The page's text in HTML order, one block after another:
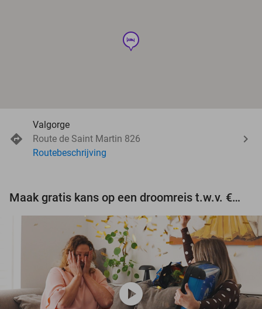
hotel
Valgorge
Route de Saint Martin 826
Routebeschrijving
Maak gratis kans op een droomreis t.w.v. €3.000!
play_circle